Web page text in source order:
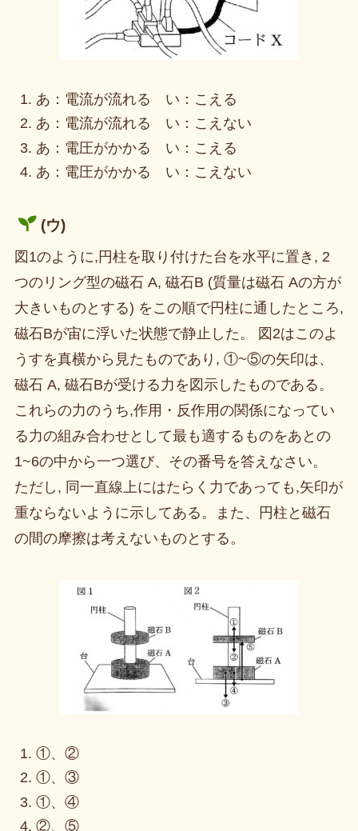
あ：電流が流れる い：こえる
あ：電流が流れる い：こえない
あ：電圧がかかる い：こえる
あ：電圧がかかる い：こえない
(ウ)
図1のように,円柱を取り付けた台を水平に置き, 2
つのリング型の磁石 A, 磁石B (質量は磁石 Aの方が
大きいものとする) をこの順で円柱に通したところ,
磁石Bが宙に浮いた状態で静止した。 図2はこのよ
うすを真横から見たものであり, ①~⑤の矢印は、
磁石 A, 磁石Bが受ける力を図示したものである。
これらの力のうち,作用・反作用の関係になってい
る力の組み合わせとして最も適するものをあとの
1~6の中から一つ選び、その番号を答えなさい。
ただし, 同一直線上にはたらく力であっても,矢印が
重ならないように示してある。また、円柱と磁石
の間の摩擦は考えないものとする。
①、②
①、③
①、④
②、⑤